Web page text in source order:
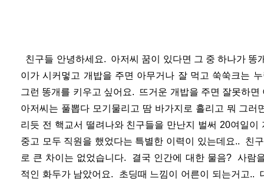
친구들 안녕하세요. 아저씨 꿈이 있다면 그 중 하나가
이가 시커멓고 개밥을 주면 아무거나 잘 먹고 쑥쑥크는
그런 똥개를 키우고 싶어요. 뜨거운 개밥을 주면 잘못하
아저씨는 풀뽑다 모기물리고 땀 바가지로 흘리고 뭐 그
리듯 전 핵교서 떨려나와 친구들을 만난지 벌써 20여일
중고 모두 직원을 했었다는 특별한 이력이 있는데요.. 친
로 큰 차이는 없었습니다. 결국 인간에 대한 물음? 사람
적인 화두가 남았어요. 초딩때 느낌이 어른이 되는거고..